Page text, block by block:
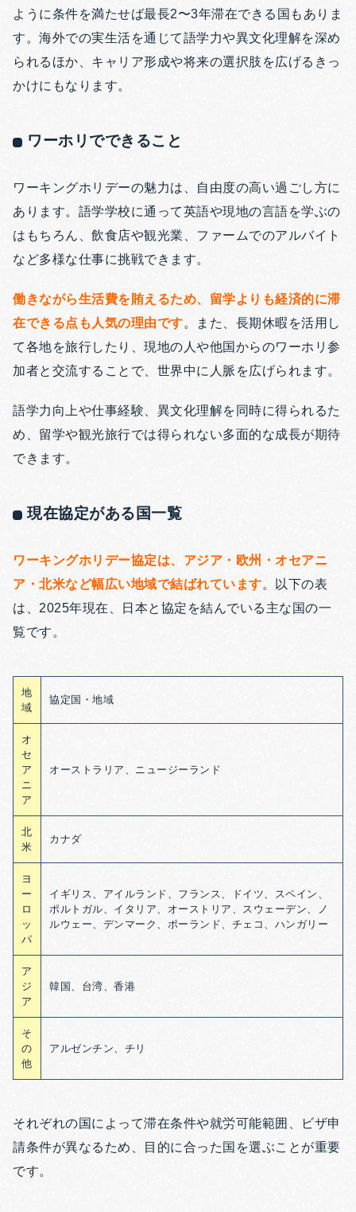
ように条件を満たせば最長2〜3年滞在できる国もありま
す。海外での実生活を通じて語学力や異文化理解を深め
られるほか、キャリア形成や将来の選択肢を広げるきっ
かけにもなります。
ワーホリでできること
ワーキングホリデーの魅力は、自由度の高い過ごし方に
あります。語学学校に通って英語や現地の言語を学ぶの
はもちろん、飲食店や観光業、ファームでのアルバイト
など多様な仕事に挑戦できます。
働きながら生活費を賄えるため、留学よりも経済的に滞
在できる点も人気の理由です。また、長期休暇を活用し
て各地を旅行したり、現地の人や他国からのワーホリ参
加者と交流することで、世界中に人脈を広げられます。
語学力向上や仕事経験、異文化理解を同時に得られるた
め、留学や観光旅行では得られない多面的な成長が期待
できます。
現在協定がある国一覧
ワーキングホリデー協定は、アジア・欧州・オセアニ
ア・北米など幅広い地域で結ばれています。以下の表
は、2025年現在、日本と協定を結んでいる主な国の一
覧です。
地
域
協定国・地域
オ
セ
ア
ニ
ア
オーストラリア、ニュージーランド
北
米
カナダ
ヨ
ー
ロ
ッ
パ
イギリス、アイルランド、フランス、ドイツ、スペイン、
ポルトガル、イタリア、オーストリア、スウェーデン、ノ
ルウェー、デンマーク、ポーランド、チェコ、ハンガリー
ア
ジ
ア
韓国、台湾、香港
そ
の
他
アルゼンチン、チリ
それぞれの国によって滞在条件や就労可能範囲、ビザ申
請条件が異なるため、目的に合った国を選ぶことが重要
です。